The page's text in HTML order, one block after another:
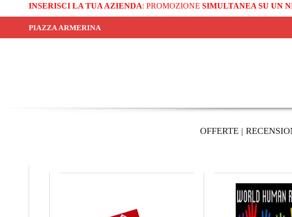
INSERISCI LA TUA AZIENDA: PROMOZIONE SIMULTANEA SU UN
PIAZZA ARMERINA
OFFERTE |